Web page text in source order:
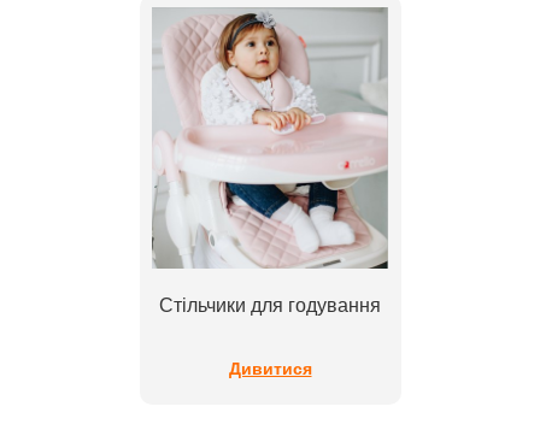
Стільчики для годування
Дивитися